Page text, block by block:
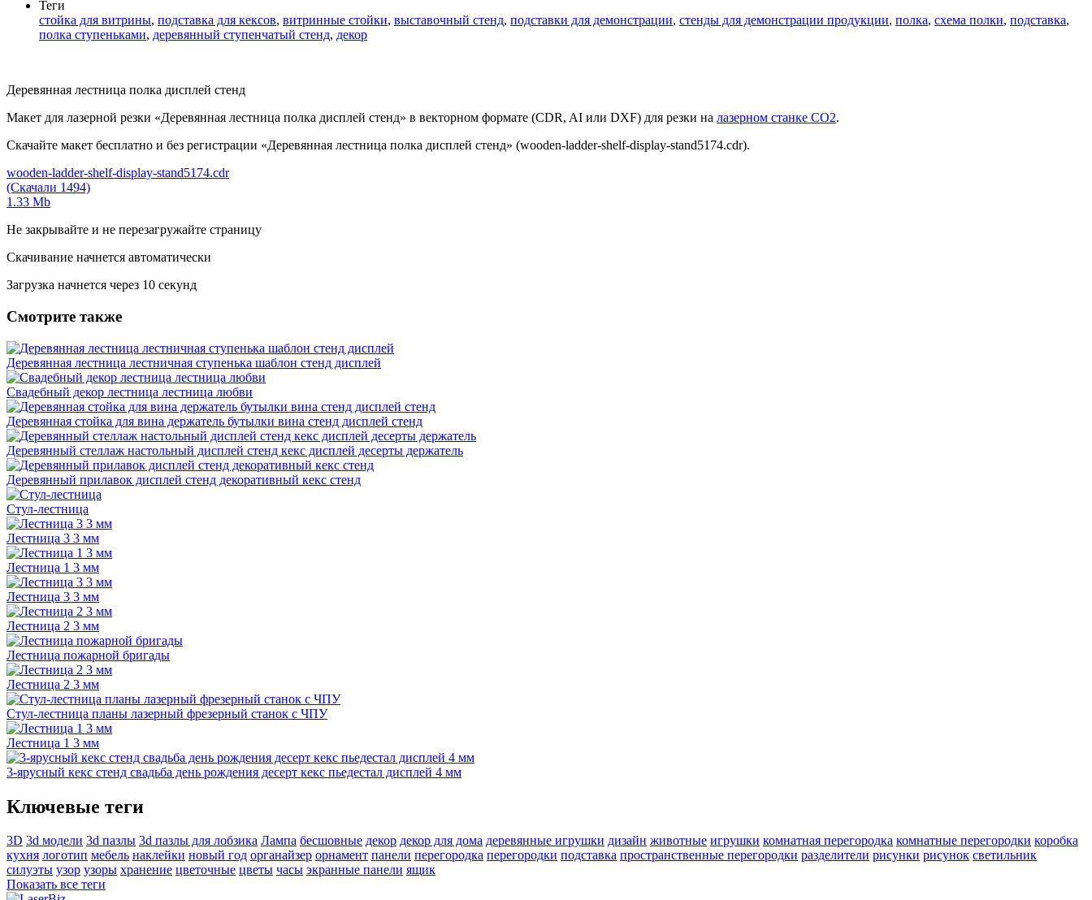
Теги
стойка для витрины, подставка для кексов, витринные стойки, выставочный стенд, подставки для демонстрации, стенды для демонстрации продукции, полка, схема полки, подставка,
полка ступеньками, деревянный ступенчатый стенд, декор
Деревянная лестница полка дисплей стенд
Макет для лазерной резки «Деревянная лестница полка дисплей стенд» в векторном формате (CDR, AI или DXF) для резки на лазерном станке СО2.
Скачайте макет бесплатно и без регистрации «Деревянная лестница полка дисплей стенд» (wooden-ladder-shelf-display-stand5174.cdr).
wooden-ladder-shelf-display-stand5174.cdr
(Скачали 1494)
1.33 Mb
Не закрывайте и не перезагружайте страницу
Скачивание начнется автоматически
Загрузка начнется через 10 секунд
Смотрите также
Деревянная лестница лестничная ступенька шаблон стенд дисплей
Свадебный декор лестница лестница любви
Деревянная стойка для вина держатель бутылки вина стенд дисплей стенд
Деревянный стеллаж настольный дисплей стенд кекс дисплей десерты держатель
Деревянный прилавок дисплей стенд декоративный кекс стенд
Стул-лестница
Лестница 3 3 мм
Лестница 1 3 мм
Лестница 3 3 мм
Лестница 2 3 мм
Лестница пожарной бригады
Лестница 2 3 мм
Стул-лестница планы лазерный фрезерный станок с ЧПУ
Лестница 1 3 мм
3-ярусный кекс стенд свадьба день рождения десерт кекс пьедестал дисплей 4 мм
Ключевые теги
3D 3d модели 3d пазлы 3d пазлы для лобзика Лампа бесшовные декор декор для дома деревянные игрушки дизайн животные игрушки комнатная перегородка комнатные перегородки коробка
кухня логотип мебель наклейки новый год органайзер орнамент панели перегородка перегородки подставка пространственные перегородки разделители рисунки рисунок светильник
силуэты узор узоры хранение цветочные цветы часы экранные панели ящик
Показать все теги